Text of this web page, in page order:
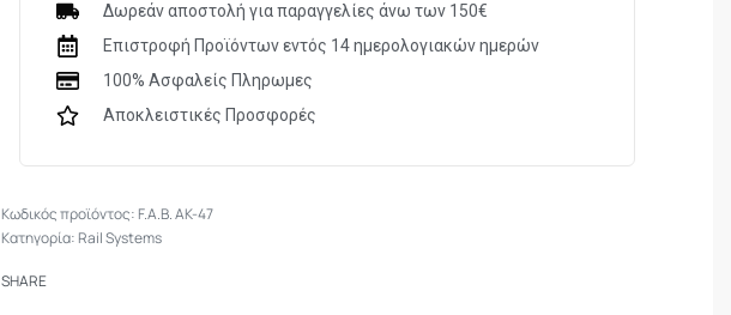
Constructed from fiberglass reinforced polymer composite
Available in black, olive drab green or flat dark earth
Compatibility:
AK47 / 74 variants
Δωρεάν αποστολή για παραγγελίες άνω των 150€
Επιστροφή Προϊόντων εντός 14 ημερολογιακών ημερών
100% Ασφαλείς Πληρωμες
Αποκλειστικές Προσφορές
F.A.B. AK-47
Κατηγορία: Rail Systems
SHARE